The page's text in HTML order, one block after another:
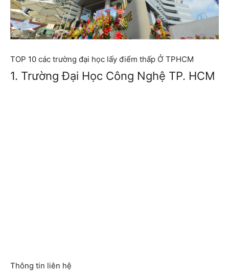
TOP 10 các trường đại học lấy điểm thấp Ở TPHCM
1. Trường Đại Học Công Nghệ TP. HCM
Thông tin liên hệ